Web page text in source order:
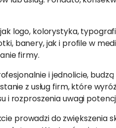
logo, kolorystyka,
banery, jak i profile w
firmy.
i jednolicie,
z usług firm, które
i rozproszenia uwagi
prowadzi do zwiększenia